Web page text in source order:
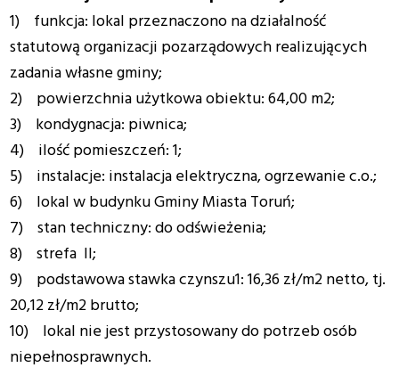
1) funkcja: lokal przeznaczono na działalność
statutową organizacji pozarządowych realizujących
zadania własne gminy;
2) powierzchnia użytkowa obiektu: 64,00 m2;
3) kondygnacja: piwnica;
4) ilość pomieszczeń: 1;
5) instalacje: instalacja elektryczna, ogrzewanie c.o.;
6) lokal w budynku Gminy Miasta Toruń;
7) stan techniczny: do odświeżenia;
8) strefa II;
9) podstawowa stawka czynszu1: 16,36 zł/m2 netto, tj.
20,12 zł/m2 brutto;
10) lokal nie jest przystosowany do potrzeb osób
niepełnosprawnych.